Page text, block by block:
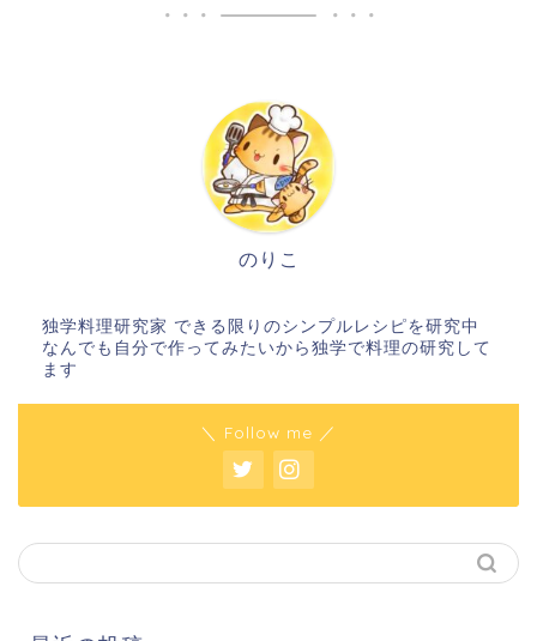
のりこ
独学料理研究家 できる限りのシンプルレシピを研究中
なんでも自分で作ってみたいから独学で料理の研究して
ます
＼ Follow me ／